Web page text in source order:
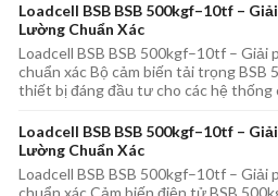
Loadcell BSB BSB 500kgf–10tf –
Lường Chuẩn Xác
Loadcell BSB BSB 500kgf–10tf – Giải
chuẩn xác Bộ cảm biến tải trọng BSB
thiết bị đáng đầu tư cho các hệ thống
Loadcell BSB BSB 500kgf–10tf –
Lường Chuẩn Xác
Loadcell BSB BSB 500kgf–10tf – Giải
chuẩn xác Cảm biến điện tử BSB